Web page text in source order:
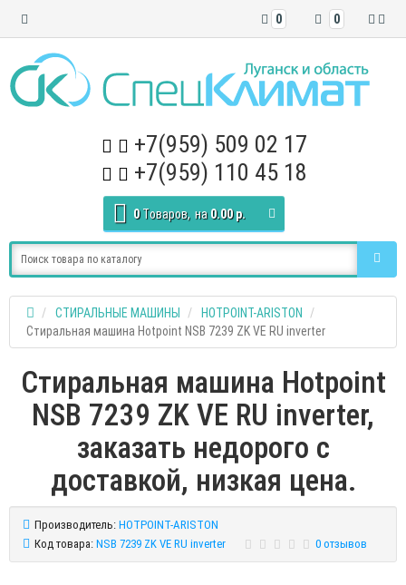
0
0
+7(959) 509 02 17
+7(959) 110 45 18
0 Tоваров, на 0.00 р.
СТИРАЛЬНЫЕ МАШИНЫ
HOTPOINT-ARISTON
Стиральная машина Hotpoint NSB 7239 ZK VE RU inverter
Стиральная машина Hotpoint
NSB 7239 ZK VE RU inverter,
заказать недорого с
доставкой, низкая цена.
Производитель: HOTPOINT-ARISTON
Код товара: NSB 7239 ZK VE RU inverter 0 отзывов